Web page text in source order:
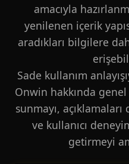
amacıyla
yenilenen içerik
aradıkları bilgilere
Sade kullanım
Onwin hakkında
sunmayı,
ve kullanıcı
getirmeyi